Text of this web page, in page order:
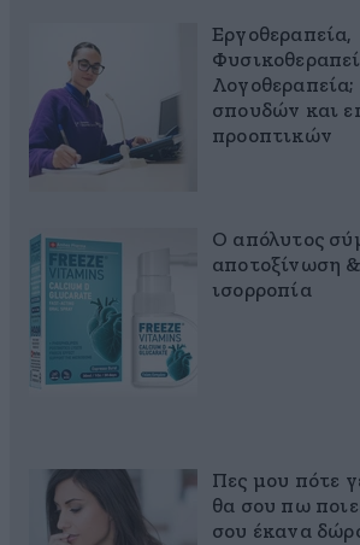
Εργοθεραπεία,
σπουδών και
προοπτικών
Ο απόλυτος
αποτοξίνωση
ισορροπία
Πες μου πότε
θα σου πω
σου έκανα